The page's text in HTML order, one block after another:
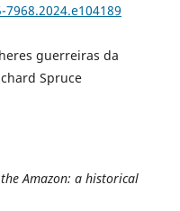
guerreiras da
Spruce
Amazon: a historical